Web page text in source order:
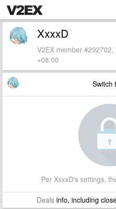
XxxxD
V2EX member
+08:00
Switch
Per XxxxD's settings,
Dealsinfo, including